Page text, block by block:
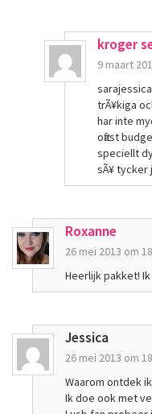
kroger
9 maart
trÃ¥kiga
har inte
oftast
speciellt
sÃ¥ tycker
Roxanne
26 mei 2013 om
Heerlijk pakket!
Jessica
26 mei 2013 om
Waarom ontdek
Ik doe ook met